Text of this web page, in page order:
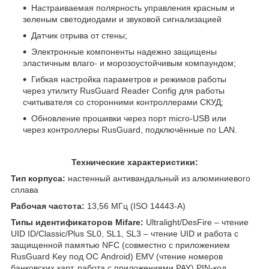
Настраиваемая полярность управления красным и
зеленым светодиодами и звуковой сигнализацией
Датчик отрыва от стены;
Электронные компоненты надежно защищены
эластичным влаго- и морозоустойчивым компаундом;
Гибкая настройка параметров и режимов работы
через утилиту RusGuard Reader Config для работы
считывателя со сторонними контроллерами СКУД;
Обновление прошивки через порт micro-USB или
через контроллеры RusGuard, подключённые по LAN.
Технические характеристики:
Тип корпуса: настенный антивандальный из алюминиевого
сплава
Рабочая частота: 13,56 МГц (ISO 14443-A)
Типы идентификаторов Mifare: Ultralight/DesFire – чтение
UID ID/Classic/Plus SL0, SL1, SL3 – чтение UID и работа с
защищенной памятью NFC (совместно с приложением
RusGuard Key под ОС Android) EMV (чтение номеров